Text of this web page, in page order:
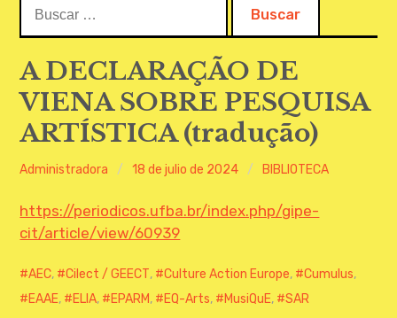
O PROJETO
A BIBLIOTECA
LINKS
APOIO À PESQUISA
REVISTA IEPA
CONTATO
A DECLARAÇÃO DE
VIENA SOBRE PESQUISA
ARTÍSTICA (tradução)
Administradora 18 de julio de 2024 BIBLIOTECA
https://periodicos.ufba.br/index.php/gipe-
cit/article/view/60939
AEC, Cilect / GEECT, Culture Action Europe, Cumulus,
EAAE, ELIA, EPARM, EQ-Arts, MusiQuE, SAR